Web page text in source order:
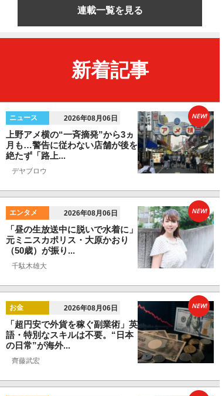
連載一覧を見る
新着記事
ニュース 2026年08月06日
上野アメ横の“一斉摘発”から3ヵ
月も…警告に従わない店舗が後を
絶たず「路上...
デヤブロウ
NEW!
エンタメ 2026年08月06日
「昼の生放送中に脱いで水着に」
元ミニスカポリス・大原かおり
（50歳）が振り...
千駄木雄大
NEW!
お金 2026年08月06日
「超円安で外貨を稼ぐ副業術」英
語・特別なスキルは不要。“日本
の日常”が海外...
齊藤武宏
NEW!